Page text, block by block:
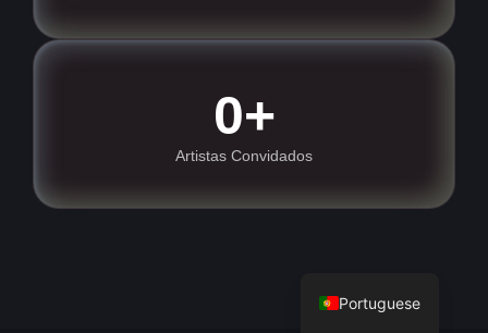
0+
Artistas Convidados
Portuguese